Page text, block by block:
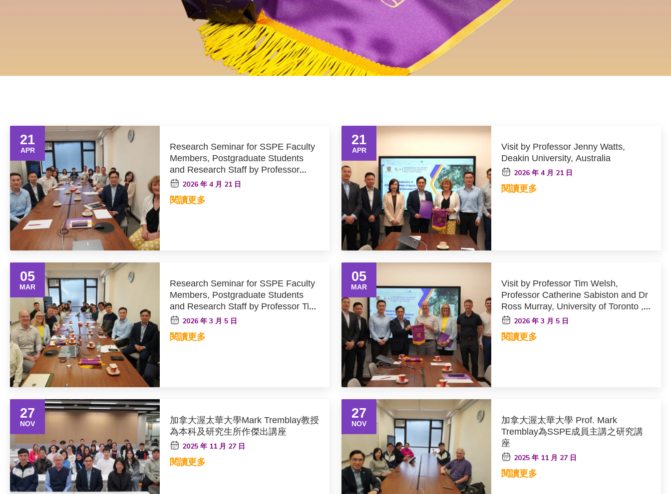
21
APR
Research Seminar for SSPE Faculty
Members, Postgraduate Students
and Research Staff by Professor
Jenny Watts, Deakin University,
Australia
2026 年 4 月 21 日
閱讀更多
21
APR
Visit by Professor Jenny Watts,
Deakin University, Australia
2026 年 4 月 21 日
閱讀更多
05
MAR
Research Seminar for SSPE Faculty
Members, Postgraduate Students
and Research Staff by Professor Tim
Welsh, Professor Catherine Sabiston
and Dr Ross Murray, University of
Toronto, Canada
2026 年 3 月 5 日
閱讀更多
05
MAR
Visit by Professor Tim Welsh,
Professor Catherine Sabiston and Dr
Ross Murray, University of Toronto ,
Canada
2026 年 3 月 5 日
閱讀更多
27
NOV
加拿大渥太華大學Mark Tremblay教授
為本科及研究生所作傑出講座
2025 年 11 月 27 日
閱讀更多
27
NOV
加拿大渥太華大學 Prof. Mark
Tremblay為SSPE成員主講之研究講
座
2025 年 11 月 27 日
閱讀更多